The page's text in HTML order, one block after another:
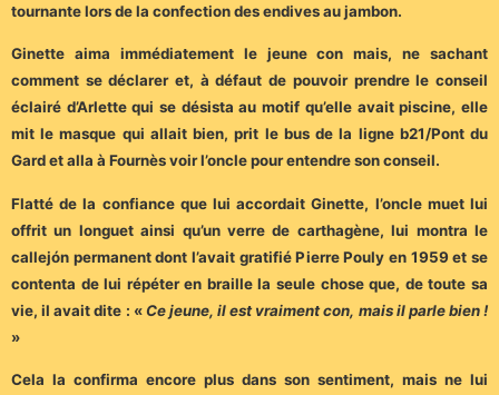
tournante lors de la confection des endives au jambon.
Ginette aima immédiatement le jeune con mais, ne sachant
comment se déclarer et, à défaut de pouvoir prendre le conseil
éclairé d’Arlette qui se désista au motif qu’elle avait piscine, elle
mit le masque qui allait bien, prit le bus de la ligne b21/Pont du
Gard et alla à Fournès voir l’oncle pour entendre son conseil.
Flatté de la confiance que lui accordait Ginette, l’oncle muet lui
offrit un longuet ainsi qu’un verre de carthagène, lui montra le
callejón permanent dont l’avait gratifié Pierre Pouly en 1959 et se
contenta de lui répéter en braille la seule chose que, de toute sa
vie, il avait dite : «Ce jeune, il est vraiment con, mais il parle bien !
»
Cela la confirma encore plus dans son sentiment, mais ne lui